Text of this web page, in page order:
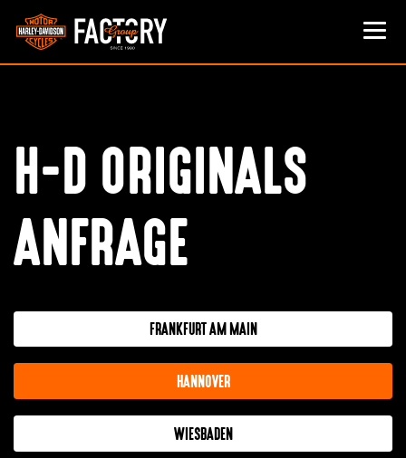
H-D ORIGINALS
ANFRAGE
FRANKFURT AM MAIN
HANNOVER
WIESBADEN